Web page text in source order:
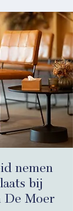
nemen
bij
De Moer